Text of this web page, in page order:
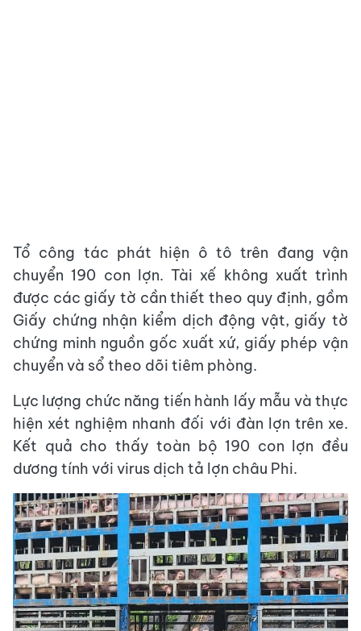
Tổ công tác phát hiện ô tô trên đang vận
chuyển 190 con lợn. Tài xế không xuất trình
được các giấy tờ cần thiết theo quy định, gồm
Giấy chứng nhận kiểm dịch động vật, giấy tờ
chứng minh nguồn gốc xuất xứ, giấy phép vận
chuyển và sổ theo dõi tiêm phòng.
Lực lượng chức năng tiến hành lấy mẫu và thực
hiện xét nghiệm nhanh đối với đàn lợn trên xe.
Kết quả cho thấy toàn bộ 190 con lợn đều
dương tính với virus dịch tả lợn châu Phi.